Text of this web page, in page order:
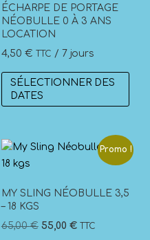
ÉCHARPE DE PORTAGE
NÉOBULLE 0 À 3 ANS
LOCATION
4,50 € TTC / 7 jours
SÉLECTIONNER DES
DATES
Promo !
MY SLING NÉOBULLE 3,5
– 18 KGS
65,00€ Le
55,00 €LeTTC